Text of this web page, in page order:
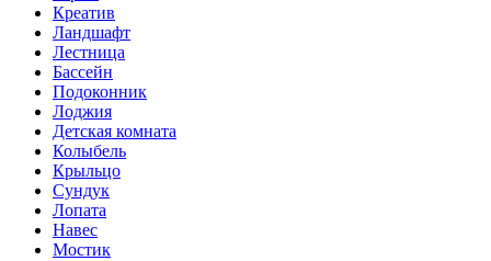
Креатив
Ландшафт
Лестница
Бассейн
Подоконник
Лоджия
Детская комната
Колыбель
Крыльцо
Сундук
Лопата
Навес
Мостик